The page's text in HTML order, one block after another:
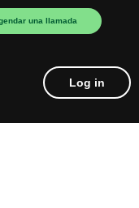
una llamada
Log in